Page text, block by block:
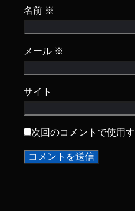
名前 ※
メール ※
サイト
次回のコメントで使用